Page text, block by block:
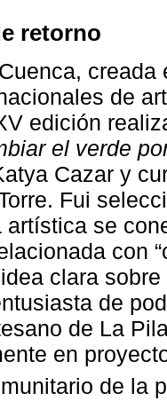
retorno
de
edición
el verde
Cazar y
Fui
artística se
con
clara
de
de La
en
de la